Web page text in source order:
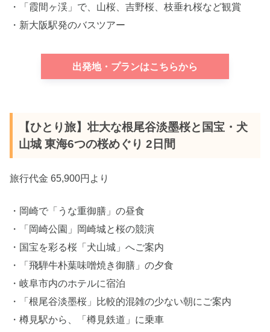
・「霞間ヶ渓」で、山桜、吉野桜、枝垂れ桜など観賞
・新大阪駅発のバスツアー
出発地・プランはこちらから
【ひとり旅】壮大な根尾谷淡墨桜と国宝・犬
山城 東海6つの桜めぐり 2日間
旅行代金 65,900円より
・岡崎で「うな重御膳」の昼食
・「岡崎公園」岡崎城と桜の競演
・国宝を彩る桜「犬山城」へご案内
・「飛騨牛朴葉味噌焼き御膳」の夕食
・岐阜市内のホテルに宿泊
・「根尾谷淡墨桜」比較的混雑の少ない朝にご案内
・樽見駅から、「樽見鉄道」に乗車